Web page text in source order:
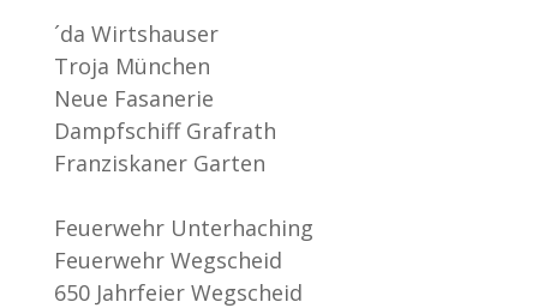
´da Wirtshauser
Troja München
Neue Fasanerie
Dampfschiff Grafrath
Franziskaner Garten
Feuerwehr Unterhaching
Feuerwehr Wegscheid
650 Jahrfeier Wegscheid